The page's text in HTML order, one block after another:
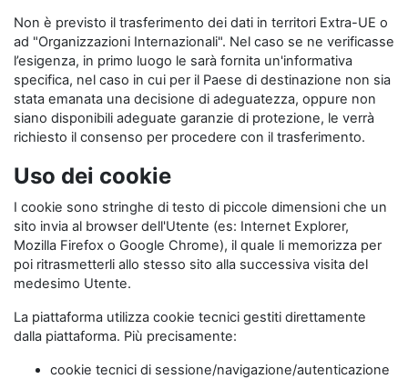
Non è previsto il trasferimento dei dati in territori Extra-UE o
ad "Organizzazioni Internazionali". Nel caso se ne verificasse
l’esigenza, in primo luogo le sarà fornita un'informativa
specifica, nel caso in cui per il Paese di destinazione non sia
stata emanata una decisione di adeguatezza, oppure non
siano disponibili adeguate garanzie di protezione, le verrà
richiesto il consenso per procedere con il trasferimento.
Uso dei cookie
I cookie sono stringhe di testo di piccole dimensioni che un
sito invia al browser dell'Utente (es: Internet Explorer,
Mozilla Firefox o Google Chrome), il quale li memorizza per
poi ritrasmetterli allo stesso sito alla successiva visita del
medesimo Utente.
La piattaforma utilizza cookie tecnici gestiti direttamente
dalla piattaforma. Più precisamente:
cookie tecnici di sessione/navigazione/autenticazione